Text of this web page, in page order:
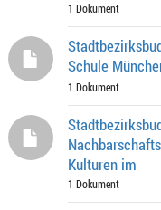
1 Dokument
Schule
1 Dokument
Kulturen im
1 Dokument